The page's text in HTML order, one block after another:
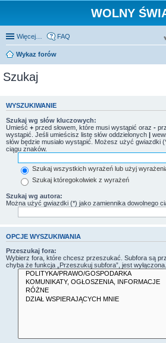
WOLNY
Więcej… FAQ
Wykaz forów
Szukaj
WYSZUKIWANIE
Szukaj wg słów kluczowych:
Umieść + przed słowem, które musi wystąpić oraz -
wystąpić. Jeśli umieścisz listę słów oddzielonych |
słów będzie musiało wystąpić. Możesz użyć gwiazdki
ciągu znaków.
Szukaj wszystkich wyrażeń lub użyj
Szukaj któregokolwiek z wyrażeń
Szukaj wg autora:
Można użyć gwiazdki (*) jako zamiennika dowolnego
OPCJE WYSZUKIWANIA
Przeszukaj fora:
Wybierz fora, które chcesz przeszukać. Subfora są
chyba że funkcja „Przeszukuj subfora”, jest wyłączona.